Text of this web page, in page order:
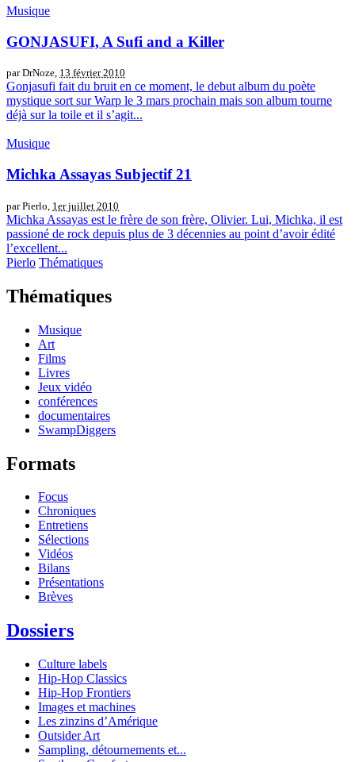
Musique
GONJASUFI, A Sufi and a Killer
par DrNoze, 13 février 2010
Gonjasufi fait du bruit en ce moment, le debut album du poète
mystique sort sur Warp le 3 mars prochain mais son album tourne
déjà sur la toile et il s’agit...
Musique
Michka Assayas Subjectif 21
par Pierlo, 1er juillet 2010
Michka Assayas est le frère de son frère, Olivier. Lui, Michka, il est
passioné de rock depuis plus de 3 décennies au point d’avoir édité
l’excellent...
Pierlo Thématiques
Thématiques
Musique
Art
Films
Livres
Jeux vidéo
conférences
documentaires
SwampDiggers
Formats
Focus
Chroniques
Entretiens
Sélections
Vidéos
Bilans
Présentations
Brèves
Dossiers
Culture labels
Hip-Hop Classics
Hip-Hop Frontiers
Images et machines
Les zinzins d’Amérique
Outsider Art
Sampling, détournements et...